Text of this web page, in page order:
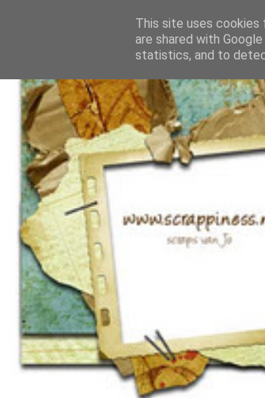
This site uses cookies
are shared with
statistics, and to